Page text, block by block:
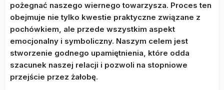
pożegnać naszego wiernego towarzysza. Proces ten
obejmuje nie tylko kwestie praktyczne związane z
pochówkiem, ale przede wszystkim aspekt
emocjonalny i symboliczny. Naszym celem jest
stworzenie godnego upamiętnienia, które odda
szacunek naszej relacji i pozwoli na stopniowe
przejście przez żałobę.